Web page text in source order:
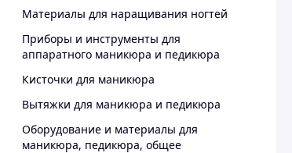
Материалы для наращивания ногтей
Приборы и инструменты для
аппаратного маникюра и педикюра
Кисточки для маникюра
Вытяжки для маникюра и педикюра
Оборудование и материалы для
маникюра, педикюра, общее